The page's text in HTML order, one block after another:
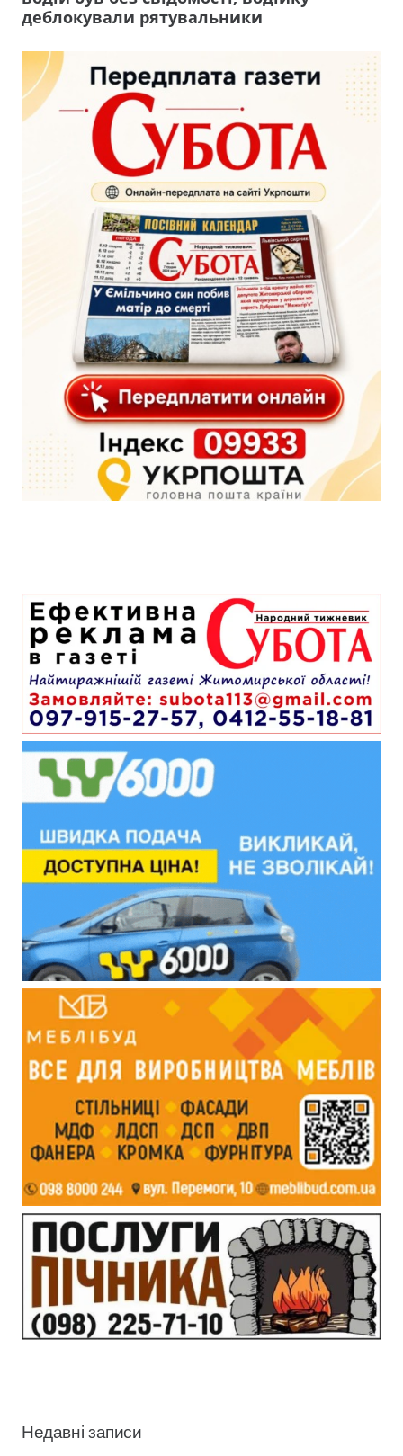
деблокували рятувальники
Недавні записи